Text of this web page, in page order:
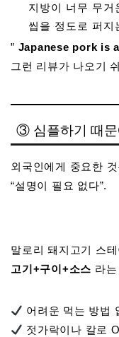
지방이 너무 무거
씹을 정도로 퍼지
” Japanese pork is
그런 리뷰가 나오기
③ 심플하기 때
외국인에게 중요한 것
“설명이 필요 없다”.
말로리 돼지고기 스
고기+구이+소스 라
어려운 먹는 방법
젓가락이나 칼로